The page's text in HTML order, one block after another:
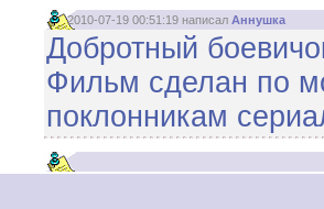
2010-07-19 00:51:19 написал Аннушка
Добротный
Фильм сделан по
поклонникам